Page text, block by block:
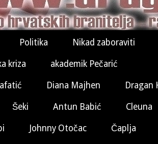
Politika Nikad zaboraviti
kriza akademik Pečarić
Diana Majhen Dragan
Šeki Antun Babić Cleuna
Johnny Otočac Čaplja